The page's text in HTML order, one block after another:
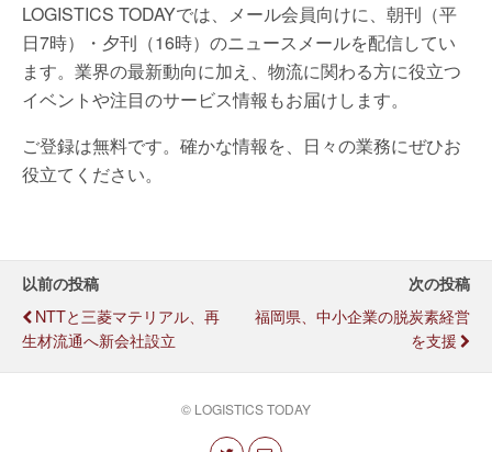
LOGISTICS TODAYでは、メール会員向けに、朝刊（平
日7時）・夕刊（16時）のニュースメールを配信してい
ます。業界の最新動向に加え、物流に関わる方に役立つ
イベントや注目のサービス情報もお届けします。
ご登録は無料です。確かな情報を、日々の業務にぜひお
役立てください。
以前の投稿
NTTと三菱マテリアル、再
生材流通へ新会社設立
次の投稿
福岡県、中小企業の脱炭素経営
を支援
© LOGISTICS TODAY